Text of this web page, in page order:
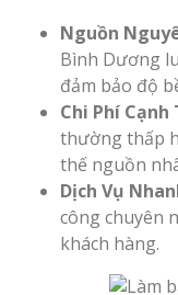
Nguồn
Bình Dương
đảm bảo độ
Chi Phí Cạnh
thường thấp
thế nguồn
Dịch Vụ
công chuyên
khách hàng.